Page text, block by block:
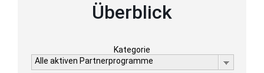
Überblick
Kategorie
Alle aktiven Partnerprogramme